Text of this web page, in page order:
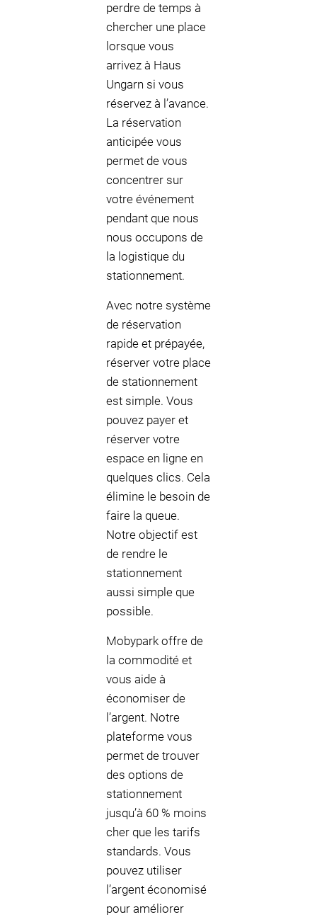
perdre de temps à
chercher une place
lorsque vous
arrivez à Haus
Ungarn si vous
réservez à l’avance.
La réservation
anticipée vous
permet de vous
concentrer sur
votre événement
pendant que nous
nous occupons de
la logistique du
stationnement.
Avec notre système
de réservation
rapide et prépayée,
réserver votre place
de stationnement
est simple. Vous
pouvez payer et
réserver votre
espace en ligne en
quelques clics. Cela
élimine le besoin de
faire la queue.
Notre objectif est
de rendre le
stationnement
aussi simple que
possible.
Mobypark offre de
la commodité et
vous aide à
économiser de
l’argent. Notre
plateforme vous
permet de trouver
des options de
stationnement
jusqu’à 60 % moins
cher que les tarifs
standards. Vous
pouvez utiliser
l’argent économisé
pour améliorer